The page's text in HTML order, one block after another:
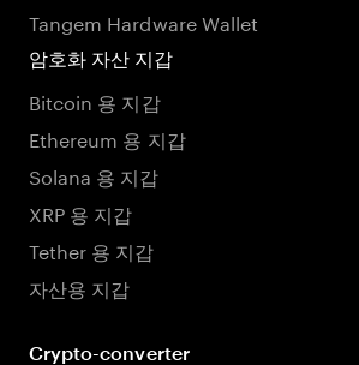
Tangem Hardware Wallet
암호화 자산 지갑
Bitcoin 용 지갑
Ethereum 용 지갑
Solana 용 지갑
XRP 용 지갑
Tether 용 지갑
자산용 지갑
Crypto-converter